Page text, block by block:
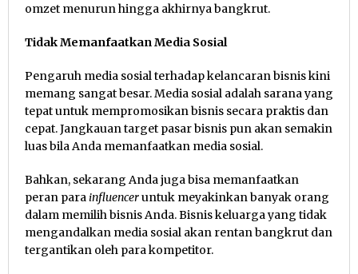
omzet menurun hingga akhirnya bangkrut.
Tidak Memanfaatkan Media Sosial
Pengaruh media sosial terhadap kelancaran bisnis kini
memang sangat besar. Media sosial adalah sarana yang
tepat untuk mempromosikan bisnis secara praktis dan
cepat. Jangkauan target pasar bisnis pun akan semakin
luas bila Anda memanfaatkan media sosial.
Bahkan, sekarang Anda juga bisa memanfaatkan
peran parainfluenceruntuk meyakinkan banyak orang
dalam memilih bisnis Anda. Bisnis keluarga yang tidak
mengandalkan media sosial akan rentan bangkrut dan
tergantikan oleh para kompetitor.